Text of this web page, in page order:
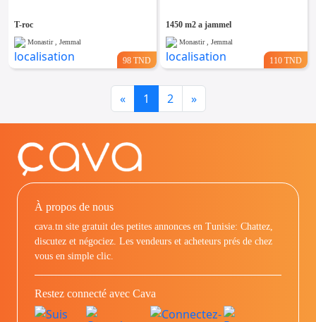
T-roc
Monastir , Jemmal
98 TND
1450 m2 a jammel
Monastir , Jemmal
110 TND
«Previous
1 2 »Next
À propos de nous
cava.tn site gratuit des petites annonces en Tunisie: Chattez,
discutez et négociez. Les vendeurs et acheteurs prés de chez
vous en simple clic.
Restez connecté avec Cava